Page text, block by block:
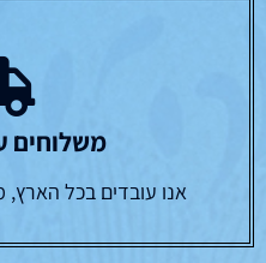
משלוחים
אנו עובדים בכל